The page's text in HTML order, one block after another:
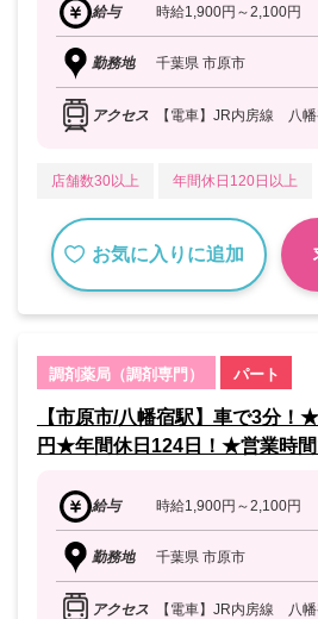
給与 時給1,900円～2,100円
勤務地 千葉県 市原市
アクセス 【電車】JR内房線 八
店舗数30以上 年間休日120日以上
お気に入りに追加
調剤薬局（調剤専門） パート
【市原市/八幡宿駅】車で3分！
円★年間休日124日！★営業時間
給与 時給1,900円～2,100円
勤務地 千葉県 市原市
アクセス 【電車】JR内房線 八